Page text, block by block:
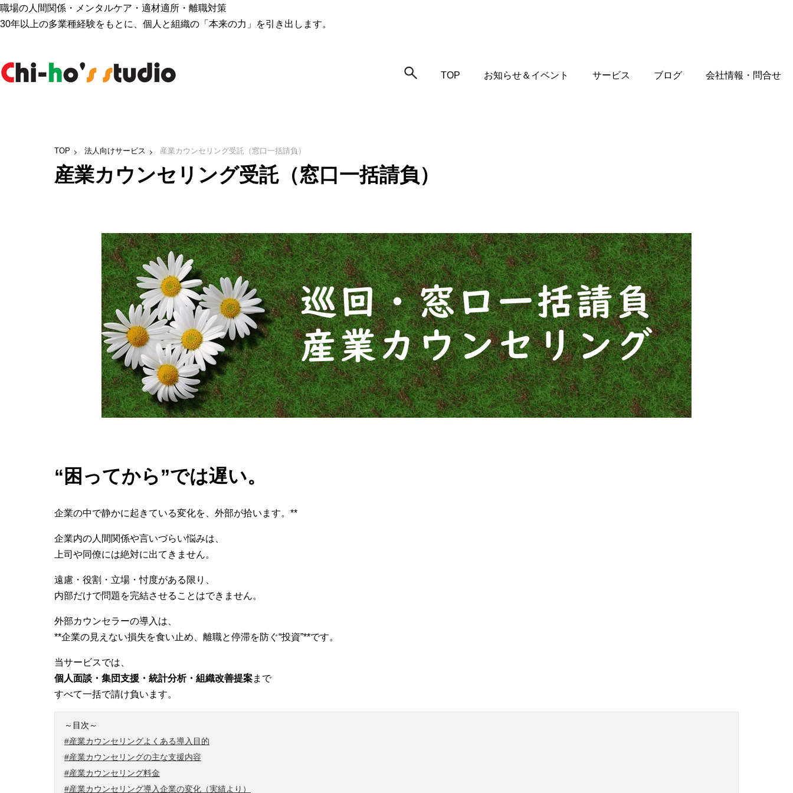
職場の人間関係・メンタルケア・適材適所・離職対策
30年以上の多業種経験をもとに、個人と組織の「本来の力」を引き出します。
TOP お知らせ＆イベント サービス ブログ 会社情報・問合せ
TOP 法人向けサービス 産業カウンセリング受託（窓口一括請負）
産業カウンセリング受託（窓口一括請負）
“困ってから”では遅い。
企業の中で静かに起きている変化を、外部が拾います。**
企業内の人間関係や言いづらい悩みは、
上司や同僚には絶対に出てきません。
遠慮・役割・立場・忖度がある限り、
内部だけで問題を完結させることはできません。
外部カウンセラーの導入は、
**企業の見えない損失を食い止め、離職と停滞を防ぐ“投資”**です。
当サービスでは、
個人面談・集団支援・統計分析・組織改善提案まで
すべて一括で請け負います。
～目次～
#産業カウンセリングよくある導入目的
#産業カウンセリングの主な支援内容
#産業カウンセリング料金
#産業カウンセリング導入企業の変化（実績より）